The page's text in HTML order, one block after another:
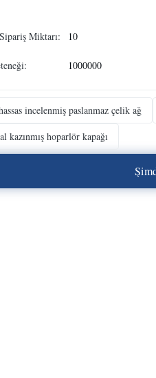
Miktarı: 10
1000000
incelenmiş paslanmaz çelik ağ
kazınmış hoparlör kapağı
Şim